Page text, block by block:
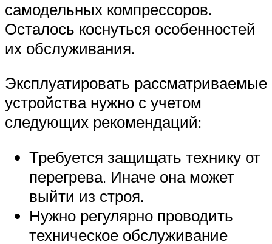
самодельных компрессоров.
Осталось коснуться особенностей
их обслуживания.
Эксплуатировать рассматриваемые
устройства нужно с учетом
следующих рекомендаций:
Требуется защищать технику от
перегрева. Иначе она может
выйти из строя.
Нужно регулярно проводить
техническое обслуживание